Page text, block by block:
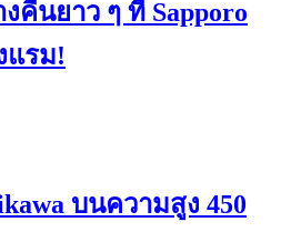
คืนยาว ๆ ที่ Sapporo
แรม!
บนความสูง 450